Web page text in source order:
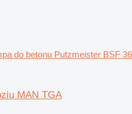
do betonu Putzmeister BSF 36
MAN TGA